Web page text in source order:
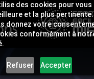
des cookies pour
et la plus
donnez votre
conformément à
Refuser Accepter